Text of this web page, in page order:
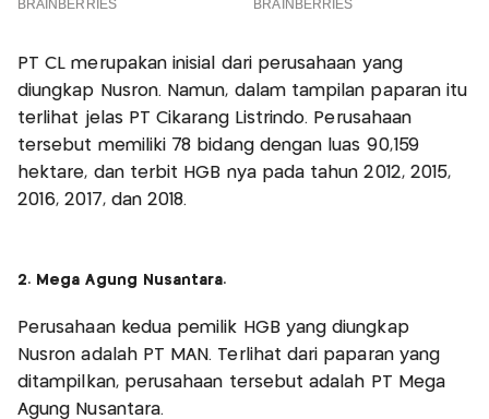
PT CL merupakan inisial dari perusahaan yang
diungkap Nusron. Namun, dalam tampilan paparan itu
terlihat jelas PT Cikarang Listrindo. Perusahaan
tersebut memiliki 78 bidang dengan luas 90,159
hektare, dan terbit HGB nya pada tahun 2012, 2015,
2016, 2017, dan 2018.
2. Mega Agung Nusantara.
Perusahaan kedua pemilik HGB yang diungkap
Nusron adalah PT MAN. Terlihat dari paparan yang
ditampilkan, perusahaan tersebut adalah PT Mega
Agung Nusantara.